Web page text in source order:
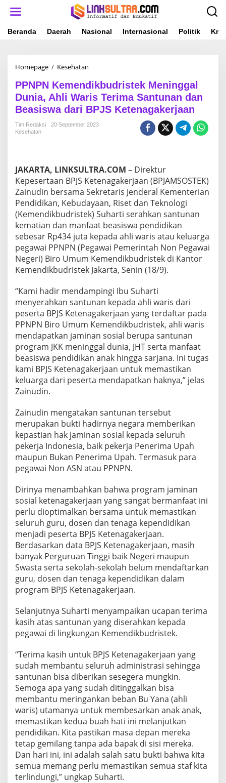
Beranda Daerah Nasional Internasional Politik
Homepage / Kesehatan
N
P
N
K
e
i
k
b
u
d
r
i
s
t
e
k
M
e
i
n
g
g
l
D
u
n
i
a
h
l
i
W
a
r
i
T
e
r
i
m
a
S
a
n
t
u
n
a
d
a
n
B
a
s
i
s
w
a
d
a
r
i
B
P
J
S
PPNPN Kemendikbudristek Meninggal
Dunia, Ahli Waris Terima Santunan dan
Beasiswa dari BPJS Ketenagakerjaan
Tim Redaksi
20 September 2023
Kesehatan
JAKARTA, LINKSULTRA.COM – Direktur
Kepesertaan BPJS Ketenagakerjaan (BPJAMSOSTEK)
Zainudin bersama Sekretaris Jenderal Kementerian
Pendidikan, Kebudayaan, Riset dan Teknologi
(Kemendikbudristek) Suharti serahkan santunan
kematian dan manfaat beasiswa pendidikan
sebesar Rp434 juta kepada ahli waris atau keluarga
pegawai PPNPN (Pegawai Pemerintah Non Pegawai
Negeri) Biro Umum Kemendikbudristek di Kantor
Kemendikbudristek Jakarta, Senin (18/9).
“Kami hadir mendampingi Ibu Suharti
menyerahkan santunan kepada ahli waris dari
peserta BPJS Ketenagakerjaan yang terdaftar pada
PPNPN Biro Umum Kemendikbudristek, ahli waris
mendapatkan jaminan sosial berupa santunan
program JKK meninggal dunia, JHT serta manfaat
beasiswa pendidikan anak hingga sarjana. Ini tugas
kami BPJS Ketenagakerjaan untuk memastikan
keluarga dari peserta mendapatkan haknya,” jelas
Zainudin.
Zainudin mengatakan santunan tersebut
merupakan bukti hadirnya negara memberikan
kepastian hak jaminan sosial kepada seluruh
pekerja Indonesia, baik pekerja Penerima Upah
maupun Bukan Penerima Upah. Termasuk para
pegawai Non ASN atau PPNPN.
Dirinya menambahkan bahwa program jaminan
sosial ketenagakerjaan yang sangat bermanfaat ini
perlu dioptimalkan bersama untuk memastikan
seluruh guru, dosen dan tenaga kependidikan
menjadi peserta BPJS Ketenagakerjaan.
Berdasarkan data BPJS Ketenagakerjaan, masih
banyak Perguruan Tinggi baik Negeri maupun
Swasta serta sekolah-sekolah belum mendaftarkan
guru, dosen dan tenaga kependidikan dalam
program BPJS Ketenagakerjaan.
Selanjutnya Suharti menyampaikan ucapan terima
kasih atas santunan yang diserahkan kepada
pegawai di lingkungan Kemendikbudristek.
“Terima kasih untuk BPJS Ketenagakerjaan yang
sudah membantu seluruh administrasi sehingga
santunan bisa diberikan sesegera mungkin.
Semoga apa yang sudah ditinggalkan bisa
membantu meringankan beban Bu Yana (ahli
waris) utamanya untuk membesarkan anak anak,
memastikan kedua buah hati ini melanjutkan
pendidikan. Kita pastikan masa depan mereka
tetap gemilang tanpa ada bapak di sisi mereka.
Dan hari ini, ini adalah salah satu bukti bahwa kita
semua memang perlu memastikan semua staf kita
terlindungi,” ungkap Suharti.